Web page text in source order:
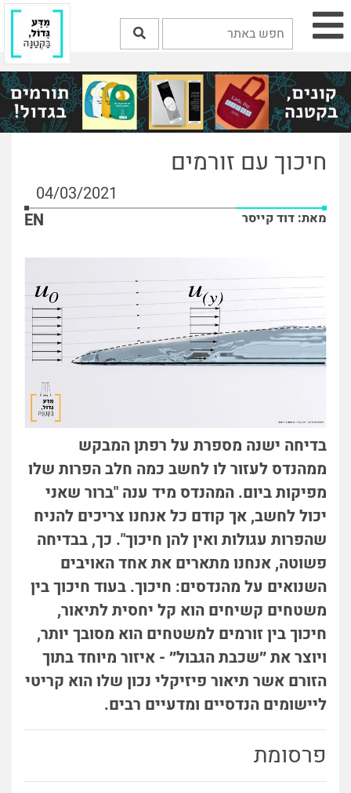
חיכוך עם זורמים
04/03/2021
מאת: דוד קייסר EN
בדיחה ישנה מספרת על רפתן המבקש
ממהנדס לעזור לו לחשב כמה חלב הפרות שלו
מפיקות ביום. המהנדס מיד ענה "ברור שאני
יכול לחשב, אך קודם כל אנחנו צריכים להניח
שהפרות עגולות ואין להן חיכוך". כך, בבדיחה
פשוטה, אנחנו מתארים את אחד האויבים
השנואים על מהנדסים: חיכוך. בעוד חיכוך בין
משטחים קשיחים הוא קל יחסית לתיאור,
חיכוך בין זורמים למשטחים הוא מסובך יותר,
ויוצר את ״שכבת הגבול״ - איזור מיוחד בתוך
הזורם אשר תיאור פיזיקלי נכון שלו הוא קריטי
ליישומים הנדסיים ומדעיים רבים.
פרסומת